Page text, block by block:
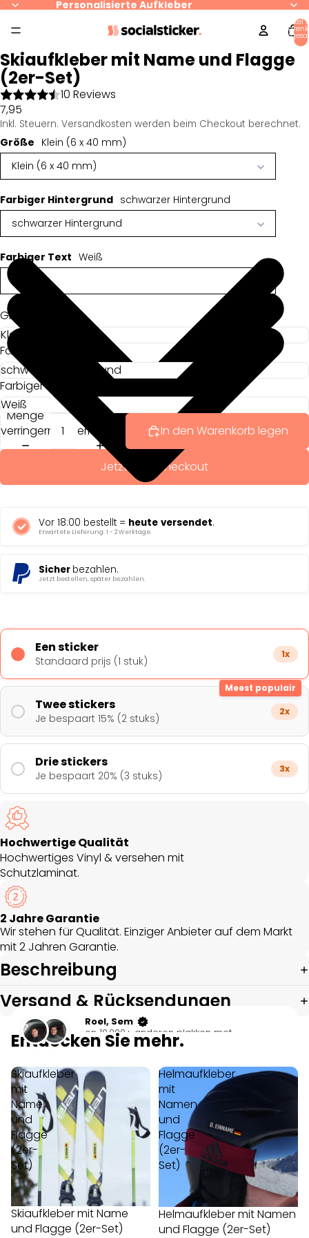
Personalisierte Aufkleber
Artikel
Skiaufkleber mit Name und Flagge
(2er-Set)
10 Reviews
7,95
Inkl. Steuern. Versandkosten werden beim Checkout berechnet.
Größe Klein (6 x 40 mm)
Klein (6 x 40 mm)
Farbiger Hintergrund schwarzer Hintergrund
schwarzer Hintergrund
Farbiger Text Weiß
Größe
Farbiger Hintergrund
Farbiger Text
Menge
verringern
Menge
erhöhen
In den Warenkorb legen
Jetzt zum Checkout
Vor 18:00 bestellt = heute versendet.
Erwartete Lieferung: 1 - 2 Werktage.
Sicher bezahlen.
Jetzt bestellen, später bezahlen.
Een sticker
Standaard prijs (1 stuk)
1x
Twee stickers
Je bespaart 15% (2 stuks)
2x
Meest populair
Drie stickers
Je bespaart 20% (3 stuks)
3x
Hochwertige Qualität
Hochwertiges Vinyl & versehen mit
Schutzlaminat.
2 Jahre Garantie
Wir stehen für Qualität. Einziger Anbieter auf dem Markt
mit 2 Jahren Garantie.
Beschreibung
Versand & Rücksendungen
Roel, Sem
en 10.000+ anderen plakken met
socialsticker.
Entdecken Sie mehr.
Skiaufkleber
mit
Name
und
Flagge
(2er-
Set)
Skiaufkleber mit Name
und Flagge (2er-Set)
Helmaufkleber
mit
Namen
und
Flagge
(2er-
Set)
Helmaufkleber mit Namen
und Flagge (2er-Set)